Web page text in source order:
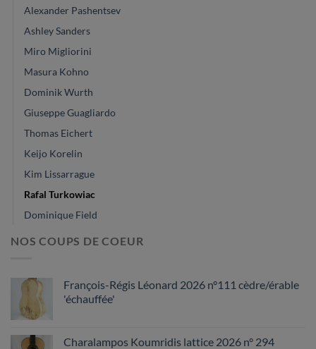
Alexander Pashentsev
Ashley Sanders
Miro Migliorini
Masura Kohno
Dominik Wurth
Giuseppe Guagliardo
Thomas Eichert
Keijo Korelin
Kim Lissarrague
Rafal Turkowiac
Dominique Field
NOS COUPS DE COEUR
François-Régis Léonard 2026 n°111 cèdre/érable
'échauffée'
Charalampos Koumridis lattice 2026 n° 294